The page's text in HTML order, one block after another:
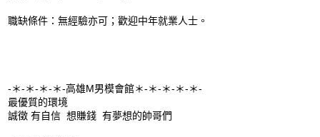
職缺條件：無經驗亦可；歡迎中年就業人士。
-＊-＊-＊-＊-高雄M男模會館＊-＊-＊-＊-＊-
最優質的環境
誠徵 有自信 想賺錢 有夢想的帥哥們